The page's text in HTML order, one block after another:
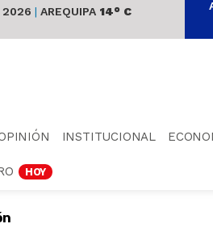
2026 | AREQUIPA 14° C
INSTITUCIONAL
HOY